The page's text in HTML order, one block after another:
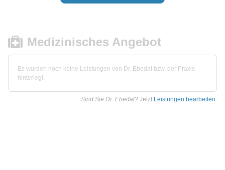
Medizinisches Angebot
Es wurden noch keine Leistungen von Dr. Ebedat bzw. der Praxis
hinterlegt.
Sind Sie Dr. Ebedat? Jetzt Leistungen bearbeiten.